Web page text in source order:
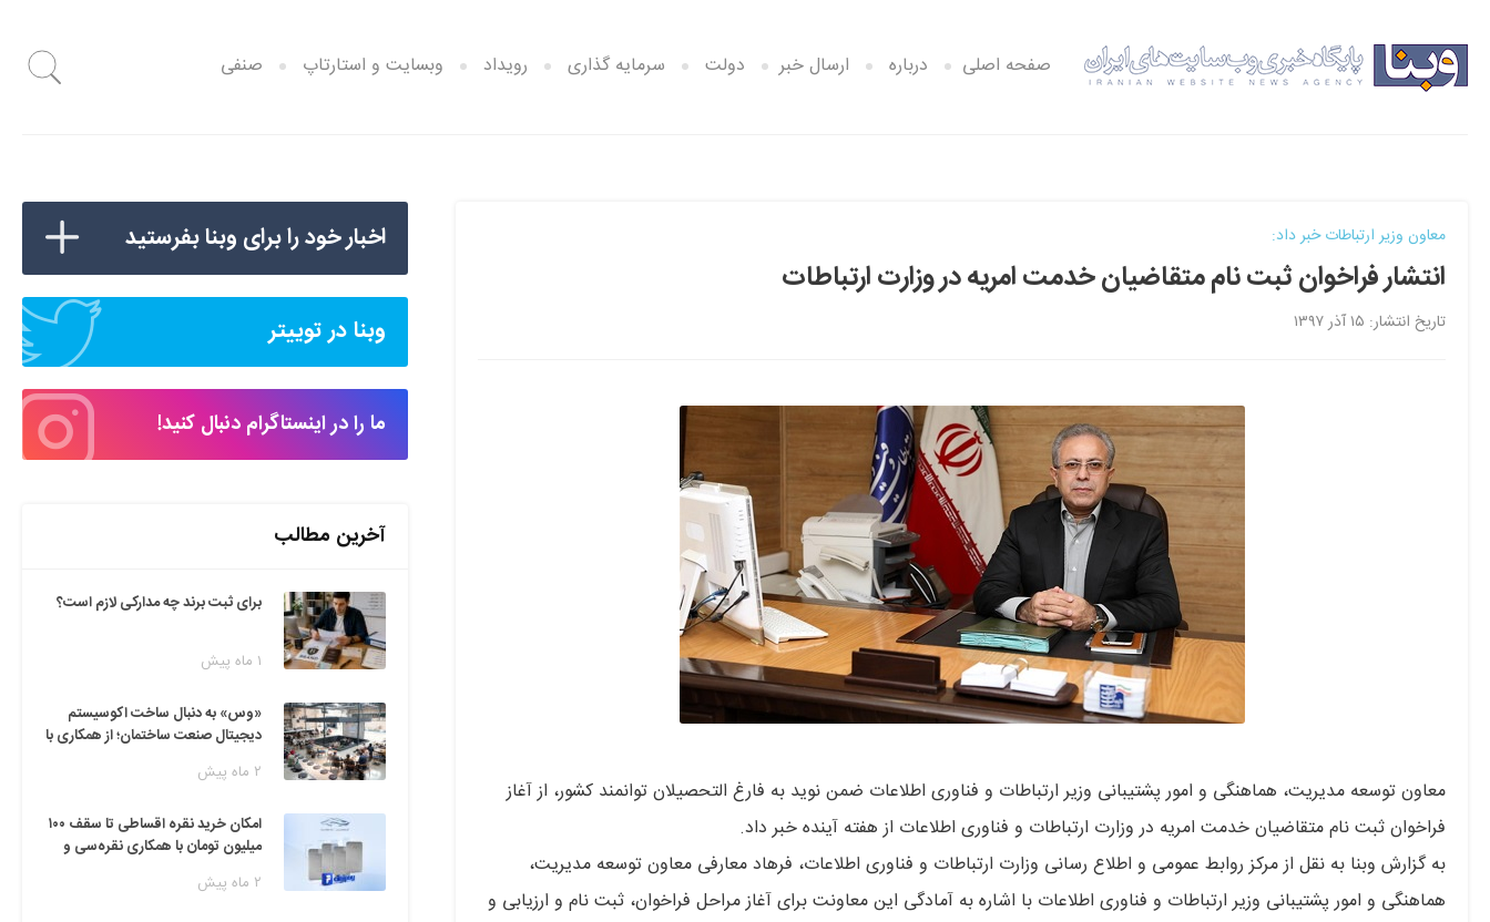
صفحه اصلی درباره ارسال خبر دولت سرمایه گذاری رویداد وبسایت و استارتاپ صنفی
معاون وزیر ارتباطات خبر داد:
انتشار فراخوان ثبت نام متقاضیان خدمت امریه در وزارت ارتباطات
تاریخ انتشار: ۱۵ آذر ۱۳۹۷
معاون توسعه مدیریت، هماهنگی و امور پشتیبانی وزیر ارتباطات و فناوری اطلاعات ضمن نوید به فارغ التحصیلان توانمند کشور، از آغاز
فراخوان ثبت نام متقاضیان خدمت امریه در وزارت ارتباطات و فناوری اطلاعات از هفته آینده خبر داد.
به گزارش وبنا به نقل از مرکز روابط عمومی و اطلاع رسانی وزارت ارتباطات و فناوری اطلاعات، فرهاد معارفی معاون توسعه مدیریت،
هماهنگی و امور پشتیبانی وزیر ارتباطات و فناوری اطلاعات با اشاره به آمادگی این معاونت برای آغاز مراحل فراخوان، ثبت نام و ارزیابی و
اخبار خود را برای وبنا بفرستید
وبنا در توییتر
ما را در اینستاگرام دنبال کنید!
آخرین مطالب
برای ثبت برند چه مدارکی لازم است؟
۱ ماه پیش
«وس» به دنبال ساخت اکوسیستم
دیجیتال صنعت ساختمان؛ از همکاری با
فناوری۲ ماه پیش
امکان خرید نقره اقساطی تا سقف ۱۰۰
میلیون تومان با همکاری نقره‌سی و
۲ ماه پیش